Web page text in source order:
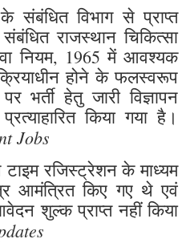
संबंधित विभाग से प्राप्त
राजस्थान चिकित्सा
नियम, 1965 में आवश्यक
होने के फलस्वरूप
भर्ती हेतु जारी विज्ञापन
किया गया है।
Jobs
रजिस्ट्रेशन के माध्यम
आमंत्रित किए गए थे एवं
शुल्क प्राप्त नहीं किया